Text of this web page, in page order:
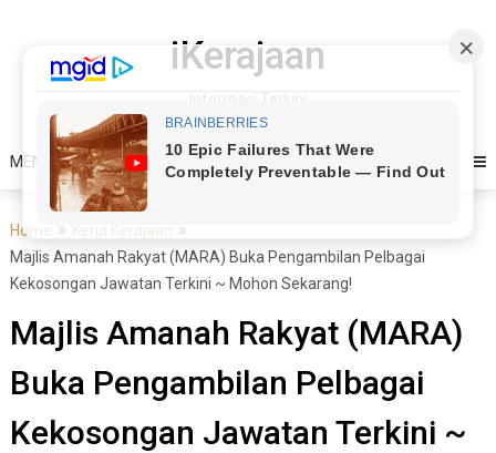
iKerajaan
Informasi Terkini
MENU
Home
Kerja Kerajaan
Majlis Amanah Rakyat (MARA) Buka Pengambilan Pelbagai
Kekosongan Jawatan Terkini ~ Mohon Sekarang!
Majlis Amanah Rakyat (MARA)
Buka Pengambilan Pelbagai
Kekosongan Jawatan Terkini ~